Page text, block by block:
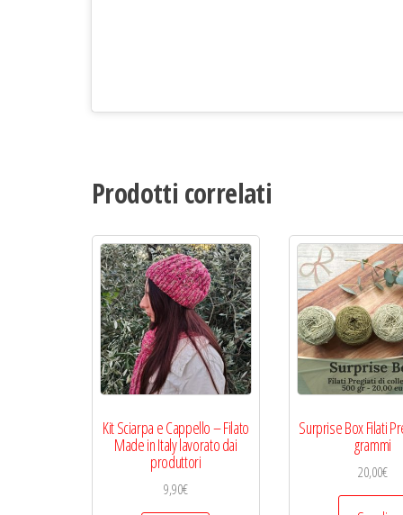
Prodotti correlati
Kit Sciarpa e Cappello – Filato
Made in Italy lavorato dai
produttori
9,90€
Surprise Box Filati
grammi
20,00€